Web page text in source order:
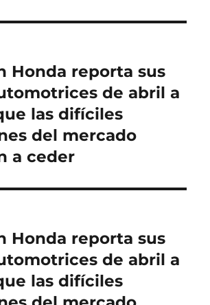
Honda reporta sus
de abril a
las difíciles
del mercado
a ceder
Honda reporta sus
de abril a
las difíciles